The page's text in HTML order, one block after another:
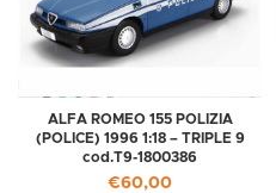
ALFA ROMEO 155 POLIZIA
(POLICE) 1996 1:18 – TRIPLE 9
cod.T9-1800386
€60,00